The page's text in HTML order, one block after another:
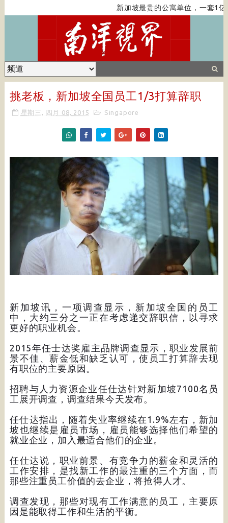
新加坡最贵的公寓单位，一套1亿
挑老板，新加坡全国员工1/3打算辞职
星期三, 四月 08, 2015 Singapore
新加坡讯，一项调查显示，新加坡全国的员工
中，大约三分之一正在考虑递交辞职信，以寻求
更好的职业机会。
2015年任士达奖雇主品牌调查显示，职业发展前
景不佳、薪金低和缺乏认可，使员工打算辞去现
有职位的主要原因。
招聘与人力资源企业任仕达针对新加坡7100名员
工展开调查，调查结果今天发布。
任仕达指出，随着失业率继续在1.9%左右，新加
坡也继续是雇员市场，雇员能够选择他们希望的
就业企业，加入最适合他们的企业。
任仕达说，职业前景、有竞争力的薪金和灵活的
工作安排，是找新工作的最注重的三个方面，而
那些注重员工价值的去企业，将抢得人才。
调查发现，那些对现有工作满意的员工，主要原
因是能取得工作和生活的平衡。